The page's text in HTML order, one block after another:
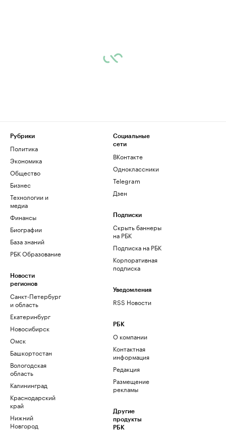
Рубрики
Политика
Экономика
Общество
Бизнес
Технологии и
медиа
Финансы
Биографии
База знаний
РБК Образование
Новости
регионов
Санкт-Петербург
и область
Екатеринбург
Новосибирск
Омск
Башкортостан
Вологодская
область
Калининград
Краснодарский
край
Нижний
Новгород
Социальные
сети
ВКонтакте
Одноклассники
Telegram
Дзен
Подписки
Скрыть баннеры
на РБК
Подписка на РБК
Корпоративная
подписка
Уведомления
RSS Новости
РБК
О компании
Контактная
информация
Редакция
Размещение
рекламы
Другие
продукты
РБК